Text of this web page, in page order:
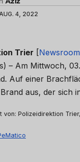
4, 2022
Trier [Newsroom
– Am Mittwoch,
Auf einer
aus, der sich
von: Polizeidirektion